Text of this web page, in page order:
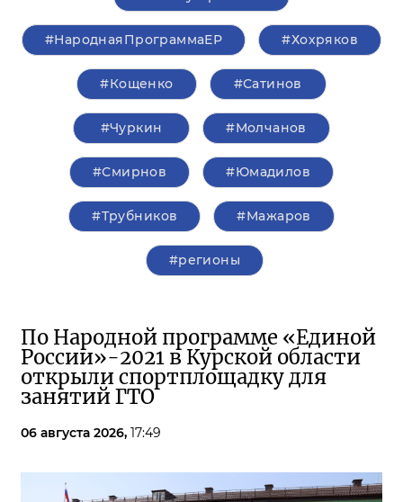
#НароднаяПрограммаЕР #Хохряков
#Кощенко #Сатинов
#Чуркин #Молчанов
#Смирнов #Юмадилов
#Трубников #Мажаров
#регионы
По Народной программе «Единой
России»-2021 в Курской области
открыли спортплощадку для
занятий ГТО
06 августа 2026, 17:49